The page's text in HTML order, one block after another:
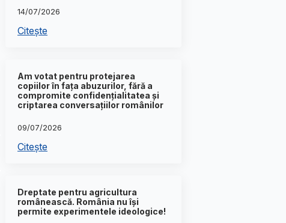
14/07/2026
Citește
Am votat pentru protejarea
copiilor în fața abuzurilor, fără a
compromite confidențialitatea și
criptarea conversațiilor românilor
09/07/2026
Citește
Dreptate pentru agricultura
românească. România nu își
permite experimentele ideologice!